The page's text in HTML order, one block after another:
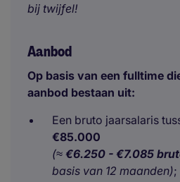
bij twijfel!
Aanbod
Op basis van een fulltime
aanbod bestaan uit:
Een bruto jaarsalaris
€85.000
(≈ €6.250 - €7.085
basis van 12 maanden);